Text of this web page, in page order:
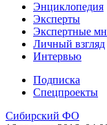
Энциклопедия
Эксперты
Экспертные
Личный взгляд
Интервью
Подписка
Спецпроекты
Сибирский ФО